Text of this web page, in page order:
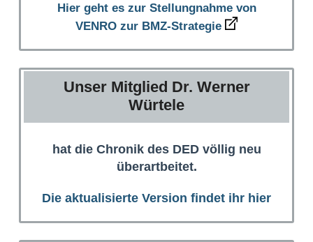
Hier geht es zur Stellungnahme von
VENRO zur BMZ-Strategie
Unser Mitglied Dr. Werner
Würtele
hat die Chronik des DED völlig neu
überartbeitet.
Die aktualisierte Version findet ihr hier